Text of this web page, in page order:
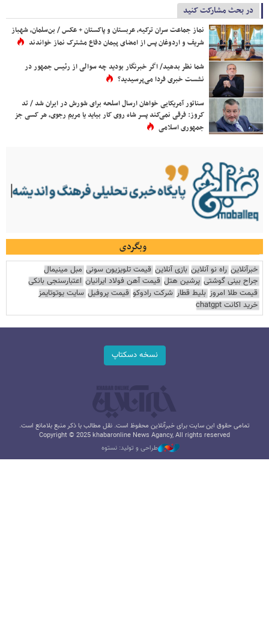
در بحث مشارکت کنید
نماز جماعت سران ترکیه، عربستان و پاکستان + عکس / بن‌سلمان، شهباز
شریف و اردوغان پس از امضای پیمان دفاع مشترک نماز خواندند
شما نظر بدهید/ اگر خبرنگار بودید چه سوالی از رئیس جمهور در
نشست خبری فردا می‌پرسیدید؟
سناتور آمریکایی خواهان ارسال اسلحه برای شورش در ایران شد / تد
کروز: فرقی نمی‌کند پسر شاه روی کار بیاید یا مریم رجوی، هر کسی جز
جمهوری اسلامی
وبگردی
خبرآنلاین راه نو آنلاین بازی آنلاین قیمت تلویزیون سونی مبل مینیمال
جراح بینی گوشتی پرشین هتل قیمت آهن فولاد ایرانیان اعتبارسنجی بانکی
قیمت طلا امروز بلیط قطار شرکت رادوکو قیمت پروفیل سایت یوتوتایمز
خرید اکانت chatgpt
نسخه دسکتاپ
تمامی حقوق این سایت برای خبرآنلاین محفوظ است. نقل مطالب با ذکر منبع بلامانع است.
Copyright © 2025 khabaronline News Agancy, All rights reserved
طراحی و تولید: نستوه